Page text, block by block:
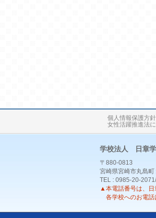
個人情報保護方針
女性活躍推進法
学校法人 日章
〒880-0813
宮崎県宮崎市丸島
TEL : 0985-20-
▲本電話番号は、日
各学校へのお電話